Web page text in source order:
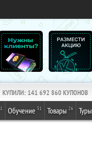
КУПИЛИ: 141 692 860КУПОНОВ
1 Обучение 31 Товары 26 Туры